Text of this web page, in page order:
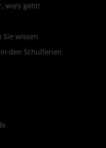
geht!
Sie wissen
den Schulferien